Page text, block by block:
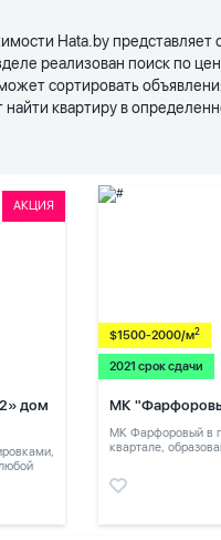
Hata.by
реализован поиск по
сортировать
найти квартиру в
АКЦИЯ
дом
$1500-2000/м2
2021 срок сдачи
МК
МК Фарфоровый в
квартале,